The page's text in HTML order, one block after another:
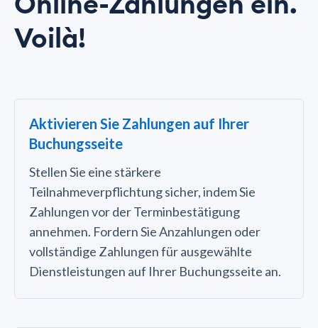
Voilà!
Aktivieren Sie Zahlungen auf Ihrer
Buchungsseite
Stellen Sie eine stärkere
Teilnahmeverpflichtung sicher, indem Sie
Zahlungen vor der Terminbestätigung
annehmen. Fordern Sie Anzahlungen oder
vollständige Zahlungen für ausgewählte
Dienstleistungen auf Ihrer Buchungsseite an.